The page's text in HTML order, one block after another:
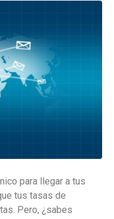
para llegar a tus
tus tasas de
Pero, ¿sabes